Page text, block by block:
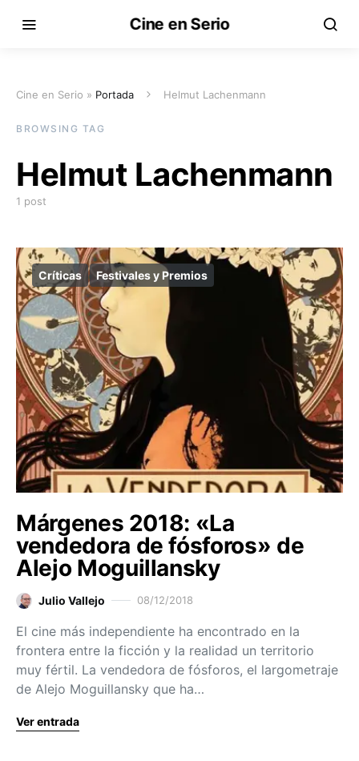
Cine en Serio
Cine en Serio » Portada Helmut Lachenmann
BROWSING TAG
Helmut Lachenmann
1 post
Críticas Festivales y Premios
Márgenes 2018: «La
vendedora de fósforos» de
Alejo Moguillansky
Julio Vallejo 08/12/2018
El cine más independiente ha encontrado en la
frontera entre la ficción y la realidad un territorio
muy fértil. La vendedora de fósforos, el largometraje
de Alejo Moguillansky que ha…
Ver entrada